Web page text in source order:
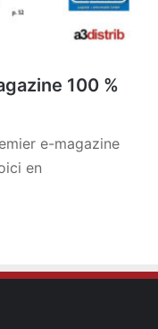
100 %
e-magazine
en